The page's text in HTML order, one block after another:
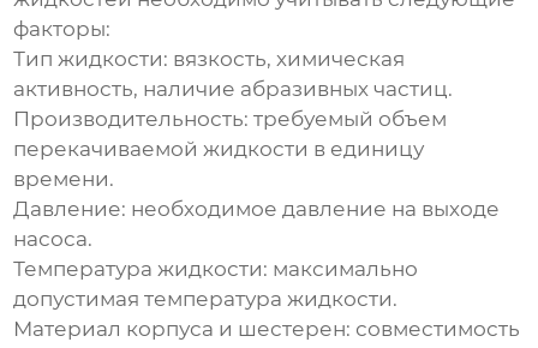
факторы:
Тип жидкости: вязкость, химическая
активность, наличие абразивных частиц.
Производительность: требуемый объем
перекачиваемой жидкости в единицу
времени.
Давление: необходимое давление на выходе
насоса.
Температура жидкости: максимально
допустимая температура жидкости.
Материал корпуса и шестерен: совместимость